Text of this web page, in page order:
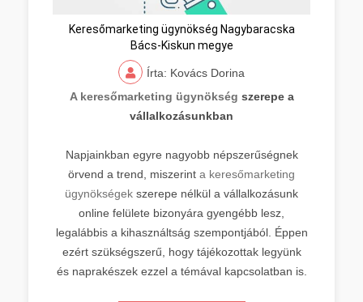
Keresőmarketing ügynökség Nagybaracska
Bács-Kiskun megye
Írta: Kovács Dorina
A keresőmarketing ügynökség szerepe a
vállalkozásunkban
Napjainkban egyre nagyobb népszerűségnek
örvend a trend, miszerint a keresőmarketing
ügynökségek szerepe nélkül a vállalkozásunk
online felülete bizonyára gyengébb lesz,
legalábbis a kihasználtság szempontjából. Éppen
ezért szükségszerű, hogy tájékozottak legyünk
és naprakészek ezzel a témával kapcsolatban is.